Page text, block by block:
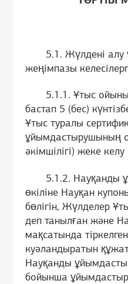
5.1. Жүлдені алу
жеңімпазы
5.1.1. Ұтыс ойыны
бастап 5 (бес)
Ұтыс туралы
ұйымдастырушының
әкімшілігі) жеке келу
5.1.2. Науқанды
өкіліне Науқан
бөлігін, Жүлделер
деп танылған және
мақсатында
куәландыратын
Науқанды
бойынша